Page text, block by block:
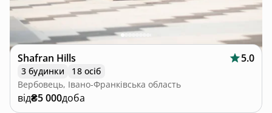
Shafran Hills 5.0
3 будинки
18 осіб
Вербовець, Івано-Франківська область
від₴5 000доба